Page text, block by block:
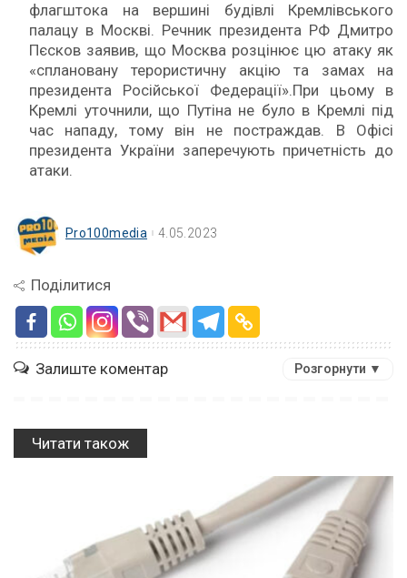
флагштока на вершині будівлі Кремлівського
палацу в Москві. Речник президента РФ Дмитро
Пєсков заявив, що Москва розцінює цю атаку як
«сплановану терористичну акцію та замах на
президента Російської Федерації».​При цьому в
Кремлі уточнили, що Путіна не було в Кремлі під
час нападу, тому він не постраждав. В Офісі
президента України заперечують причетність до
атаки.
Pro100media 4.05.2023
Поділитися
Залиште коментар Розгорнути ▼
Читати також